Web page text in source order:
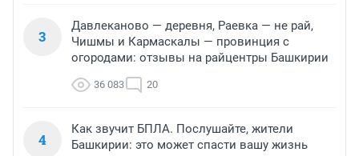
3
Давлеканово — деревня, Раевка — не рай,
Чишмы и Кармаскалы — провинция с
огородами: отзывы на райцентры Башкирии
36 083 20
4
Как звучит БПЛА. Послушайте, жители
Башкирии: это может спасти вашу жизнь